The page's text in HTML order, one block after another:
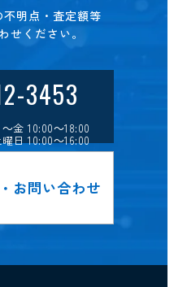
明点・査定額等
せください。
3453
金 10:00～18:00
日 10:00～16:00
お問い合わせ